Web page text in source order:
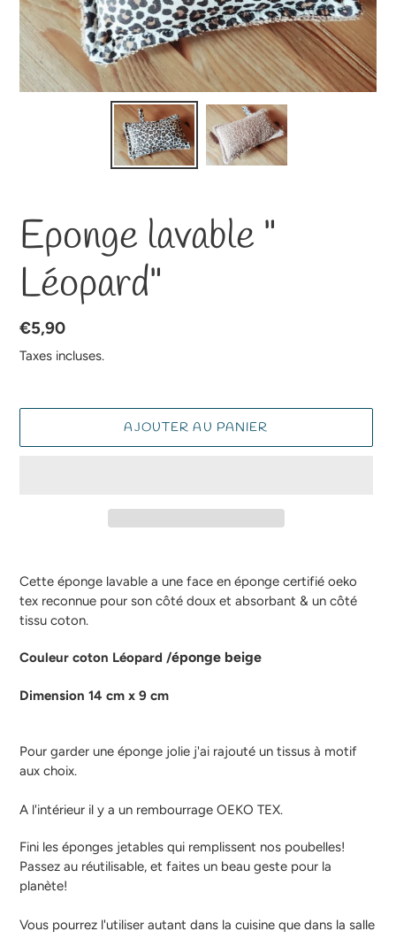
Eponge lavable "
Léopard"
Prix
normal
€5,90
Taxes incluses.
AJOUTER AU PANIER
d'un
produit
à
panier
Cette éponge lavable a une face en éponge certifié oeko
tex reconnue pour son côté doux et absorbant & un côté
tissu coton.
Couleur coton Léopard /éponge beige
Dimension 14 cm x 9 cm
Pour garder une éponge jolie j'ai rajouté un tissus à motif
aux choix.
A l'intérieur il y a un rembourrage OEKO TEX.
Fini les éponges jetables qui remplissent nos poubelles!
Passez au réutilisable, et faites un beau geste pour la
planète!
Vous pourrez l'utiliser autant dans la cuisine que dans la salle